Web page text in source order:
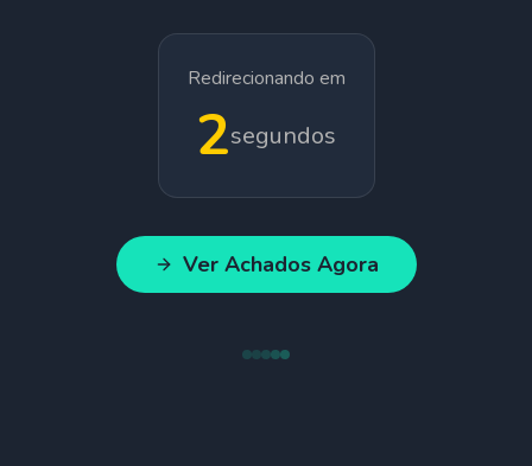
Redirecionando em
1segundos
Ver Achados Agora